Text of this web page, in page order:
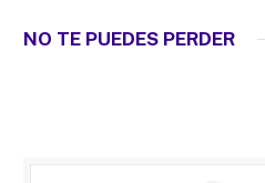
NO TE PUEDES PERDER